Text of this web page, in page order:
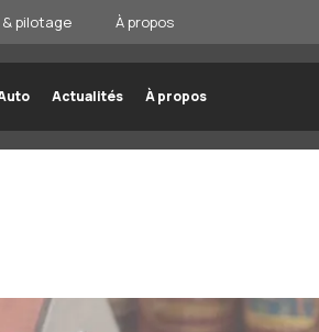
pilotage À propos
Actualités À propos